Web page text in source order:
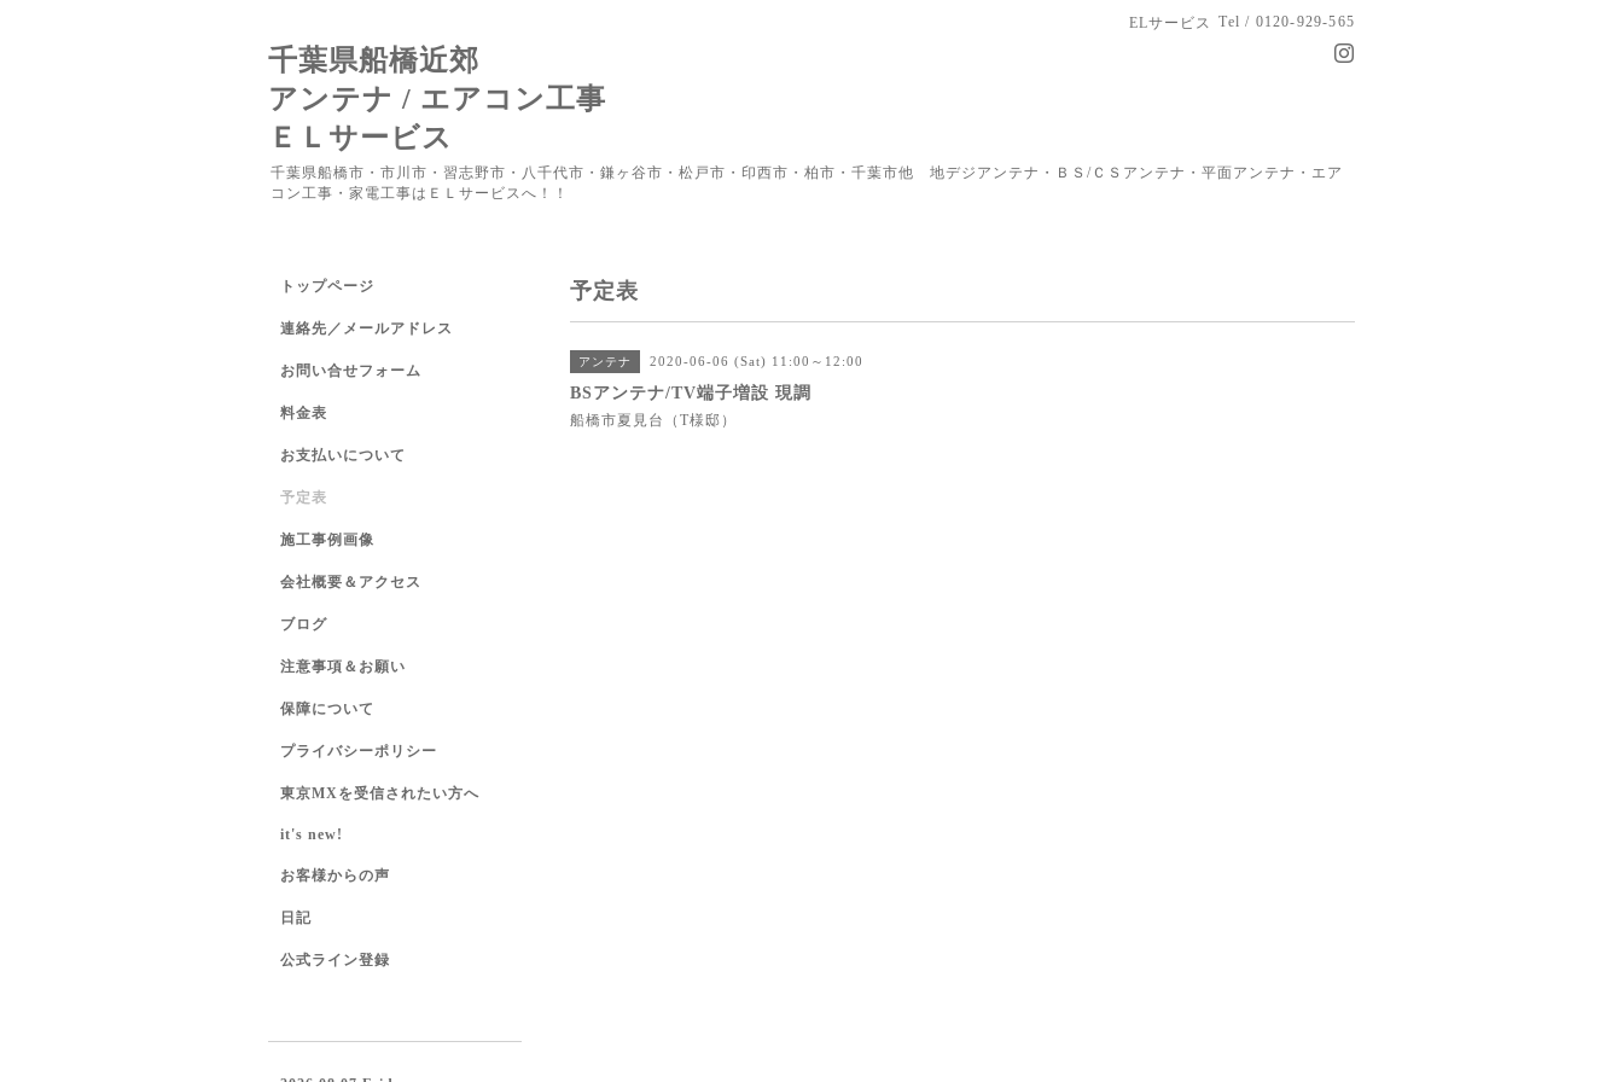
ELサービス Tel / 0120-929-565
千葉県船橋近郊
アンテナ / エアコン工事
ＥＬサービス
千葉県船橋市・市川市・習志野市・八千代市・鎌ヶ谷市・松戸市・印西市・柏市・千葉市他 地デジアンテナ・ＢＳ/ＣＳアンテナ・平面アンテナ・エア
コン工事・家電工事はＥＬサービスへ！！
予定表
アンテナ 2020-06-06 (Sat) 11:00～12:00
BSアンテナ/TV端子増設 現調
船橋市夏見台（T様邸）
トップページ
連絡先／メールアドレス
お問い合せフォーム
料金表
お支払いについて
予定表
施工事例画像
会社概要＆アクセス
ブログ
注意事項＆お願い
保障について
プライバシーポリシー
東京MXを受信されたい方へ
it's new!
お客様からの声
日記
公式ライン登録